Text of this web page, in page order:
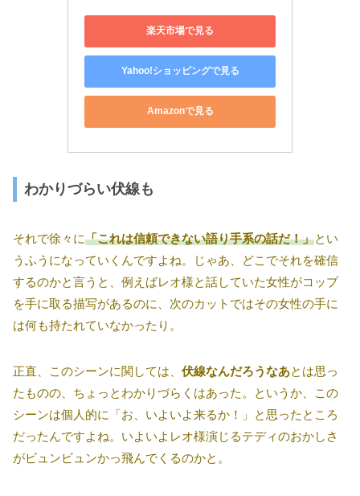
楽天市場で見る
Yahoo!ショッピングで見る
Amazonで見る
わかりづらい伏線も
それで徐々に「これは信頼できない語り手系の話だ！」とい
うふうになっていくんですよね。じゃあ、どこでそれを確信
するのかと言うと、例えばレオ様と話していた女性がコップ
を手に取る描写があるのに、次のカットではその女性の手に
は何も持たれていなかったり。
正直、このシーンに関しては、 伏線なんだろうなあとは思っ
たものの、ちょっとわかりづらくはあった。というか、この
シーンは個人的に「お、いよいよ来るか！」と思ったところ
だったんですよね。いよいよレオ様演じるテディのおかしさ
がビュンビュンかっ飛んでくるのかと。